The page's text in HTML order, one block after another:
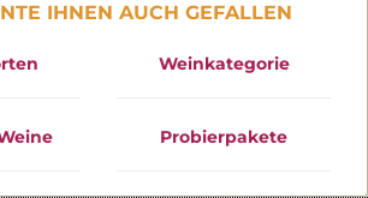
IHNEN AUCH GEFALLEN
Weinkategorie
Probierpakete